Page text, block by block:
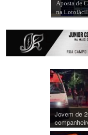
Aposta de
na Lotofácil
Jovem de